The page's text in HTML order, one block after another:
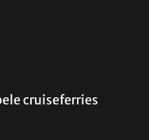
cruiseferries